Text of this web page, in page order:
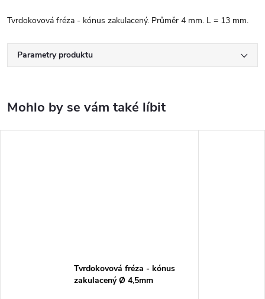
Tvrdokovová fréza - kónus zakulacený. Průměr 4 mm. L = 13 mm.
Parametry produktu
Tvrdokovová fréza - kónus
zakulacený Ø 4,5mm